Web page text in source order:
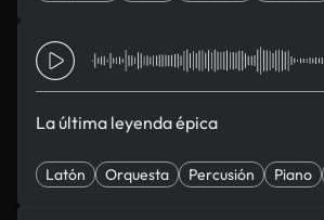
La última leyenda épica
Latón Orquesta Percusión Piano